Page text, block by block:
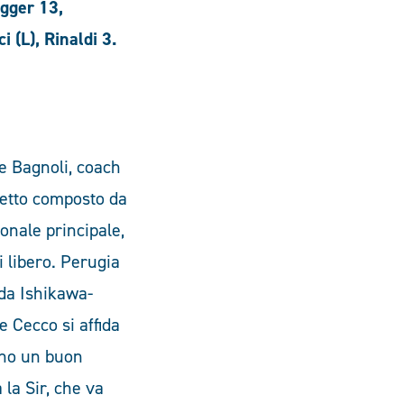
13,
(L), Rinaldi 3.
Bagnoli, coach
composto da
principale,
libero. Perugia
Ishikawa-
Cecco si affida
un buon
la Sir, che va